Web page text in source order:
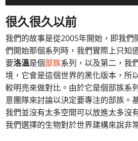
很久很久以前
我們的故事是從2005年開始，即我們
們開始那個系列時，我們實際上只知
要洛溫是個部族系列，以及第二，我
境，它會是這個世界的黑化版本，所
較明亮來做對比。由於它是個部族系
意團隊來討論以決定要專注的部族。
我們並沒有太多空間可以放進太多沒
我們選擇的生物對於世界建構來說非